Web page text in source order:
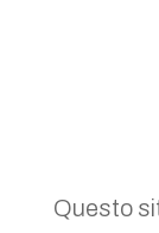
Questo